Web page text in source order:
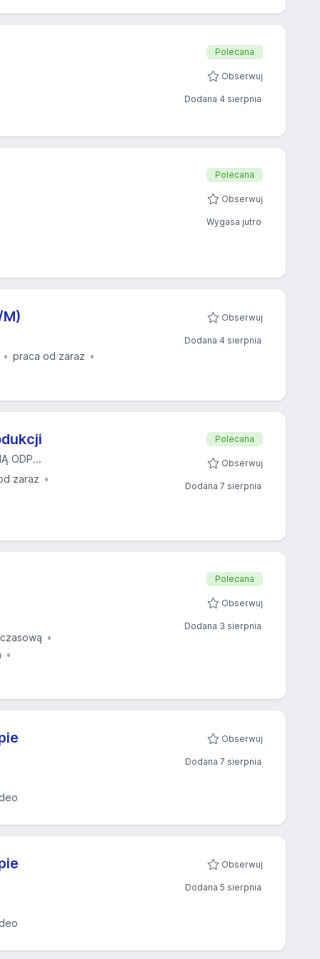
Polecana
Obserwuj
Dodana 4 sierpnia
Polecana
Obserwuj
Wygasa jutro
praca od zaraz
Obserwuj
Dodana 4 sierpnia
ODP...
zaraz
Polecana
Obserwuj
Dodana 7 sierpnia
Polecana
Obserwuj
Dodana 3 sierpnia
Obserwuj
Dodana 7 sierpnia
Obserwuj
Dodana 5 sierpnia